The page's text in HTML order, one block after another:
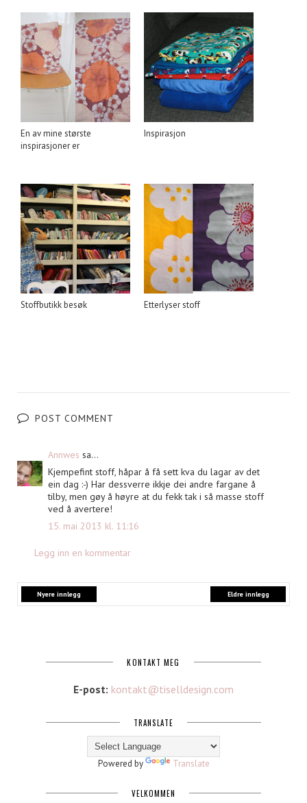
En av mine største
inspirasjoner er
Inspirasjon
Stoffbutikk besøk Etterlyser stoff
POST COMMENT
Annwes sa...
Kjempefint stoff, håpar å få sett kva du lagar av det
ein dag :-) Har dessverre ikkje dei andre fargane å
tilby, men gøy å høyre at du fekk tak i så masse stoff
ved å avertere!
15. mai 2013 kl. 11:16
Legg inn en kommentar
Nyere innlegg Eldre innlegg
KONTAKT MEG
E-post: kontakt@tiselldesign.com
TRANSLATE
Powered by Translate
VELKOMMEN